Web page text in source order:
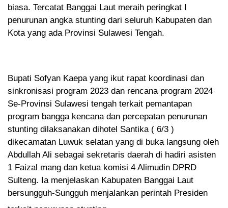
biasa. Tercatat Banggai Laut meraih peringkat I
penurunan angka stunting dari seluruh Kabupaten dan
Kota yang ada Provinsi Sulawesi Tengah.
Bupati Sofyan Kaepa yang ikut rapat koordinasi dan
sinkronisasi program 2023 dan rencana program 2024
Se-Provinsi Sulawesi tengah terkait pemantapan
program bangga kencana dan percepatan penurunan
stunting dilaksanakan dihotel Santika ( 6/3 )
dikecamatan Luwuk selatan yang di buka langsung oleh
Abdullah Ali sebagai sekretaris daerah di hadiri asisten
1 Faizal mang dan ketua komisi 4 Alimudin DPRD
Sulteng. Ia menjelaskan Kabupaten Banggai Laut
bersungguh-Sungguh menjalankan perintah Presiden